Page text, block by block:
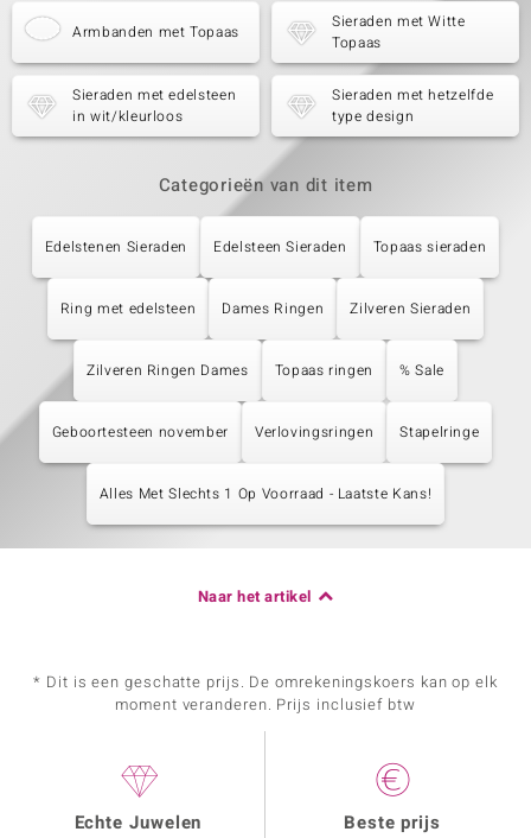
Armbanden met Topaas
Sieraden met Witte
Topaas
Sieraden met edelsteen
in wit/kleurloos
Sieraden met hetzelfde
type design
Categorieën van dit item
Edelstenen Sieraden Edelsteen Sieraden Topaas sieraden
Ring met edelsteen Dames Ringen Zilveren Sieraden
Zilveren Ringen Dames Topaas ringen % Sale
Geboortesteen november Verlovingsringen Stapelringe
Alles Met Slechts 1 Op Voorraad - Laatste Kans!
Naar het artikel
* Dit is een geschatte prijs. De omrekeningskoers kan op elk
moment veranderen. Prijs inclusief btw
Echte Juwelen Beste prijs